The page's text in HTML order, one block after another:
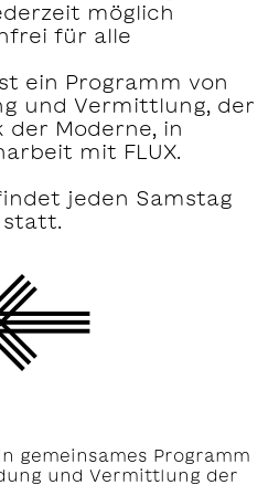
möglich
für alle
ein Programm von
und Vermittlung, der
der Moderne, in
mit FLUX.
jeden Samstag
statt.
gemeinsames Programm
und Vermittlung der